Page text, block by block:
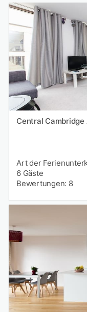
Central
Art der
6 Gäste
Bewertungen: 8